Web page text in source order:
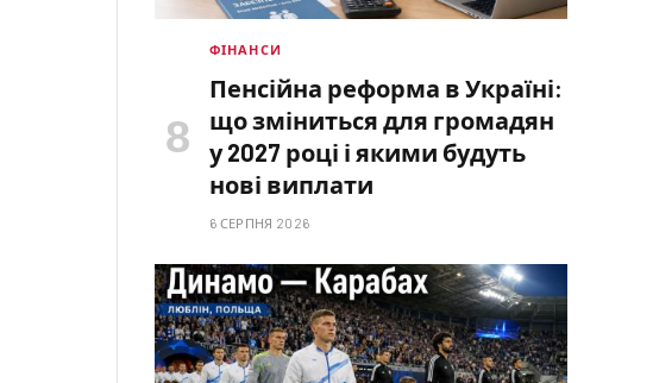
ФІНАНСИ
Пенсійна реформа в Україні:
що зміниться для громадян
у 2027 році і якими будуть
нові виплати
6 СЕРПНЯ 2026